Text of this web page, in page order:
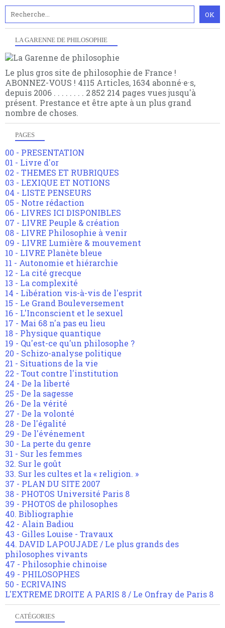
LA GARENNE DE PHILOSOPHIE
Le plus gros site de philosophie de France !
ABONNEZ-VOUS ! 4115 Articles, 1634 abonné·e·s,
depuis 2006 . . . . . . . . 2 852 214 pages vues jusqu'à
présent. Prestance et être apte à un plus grand
nombre de choses.
PAGES
00 - PRESENTATION
01 - Livre d'or
02 - THEMES ET RUBRIQUES
03 - LEXIQUE ET NOTIONS
04 - LISTE PENSEURS
05 - Notre rédaction
06 - LIVRES ICI DISPONIBLES
07 - LIVRE Peuple & création
08 - LIVRE Philosophie à venir
09 - LIVRE Lumière & mouvement
10 - LIVRE Planète bleue
11 - Autonomie et hiérarchie
12 - La cité grecque
13 - La complexité
14 - Libération vis-à-vis de l'esprit
15 - Le Grand Bouleversement
16 - L'Inconscient et le sexuel
17 - Mai 68 n'a pas eu lieu
18 - Physique quantique
19 - Qu'est-ce qu'un philosophe ?
20 - Schizo-analyse politique
21 - Situations de la vie
22 - Tout contre l'institution
24 - De la liberté
25 - De la sagesse
26 - De la vérité
27 - De la volonté
28 - De l'égalité
29 - De l'événement
30 - La perte du genre
31 - Sur les femmes
32. Sur le goût
33. Sur les cultes et la « religion. »
37 - PLAN DU SITE 2007
38 - PHOTOS Université Paris 8
39 - PHOTOS de philosophes
40. Bibliographie
42 - Alain Badiou
43 - Gilles Louise - Travaux
44. DAVID LAPOUJADE / Le plus grands des
philosophes vivants
47 - Philosophie chinoise
49 - PHILOSOPHES
50 - ECRIVAINS
L'EXTREME DROITE A PARIS 8 / Le Onfray de Paris 8
CATÉGORIES